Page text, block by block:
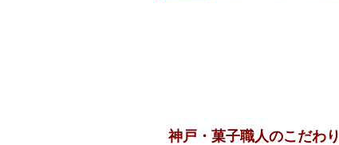
神戸・菓子職人のこだわり